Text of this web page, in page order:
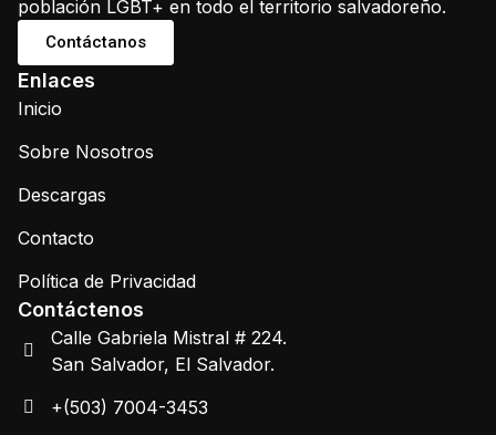
población LGBT+ en todo el territorio salvadoreño.
Contáctanos
Enlaces
Inicio
Sobre Nosotros
Descargas
Contacto
Política de Privacidad
Contáctenos
Calle Gabriela Mistral # 224.
San Salvador, El Salvador.
+(503) 7004-3453